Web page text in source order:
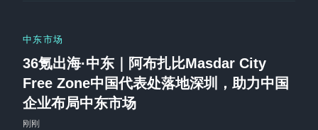
中东市场
36氪出海·中东｜阿布扎比Masdar City
Free Zone中国代表处落地深圳，助力中国
企业布局中东市场
刚刚